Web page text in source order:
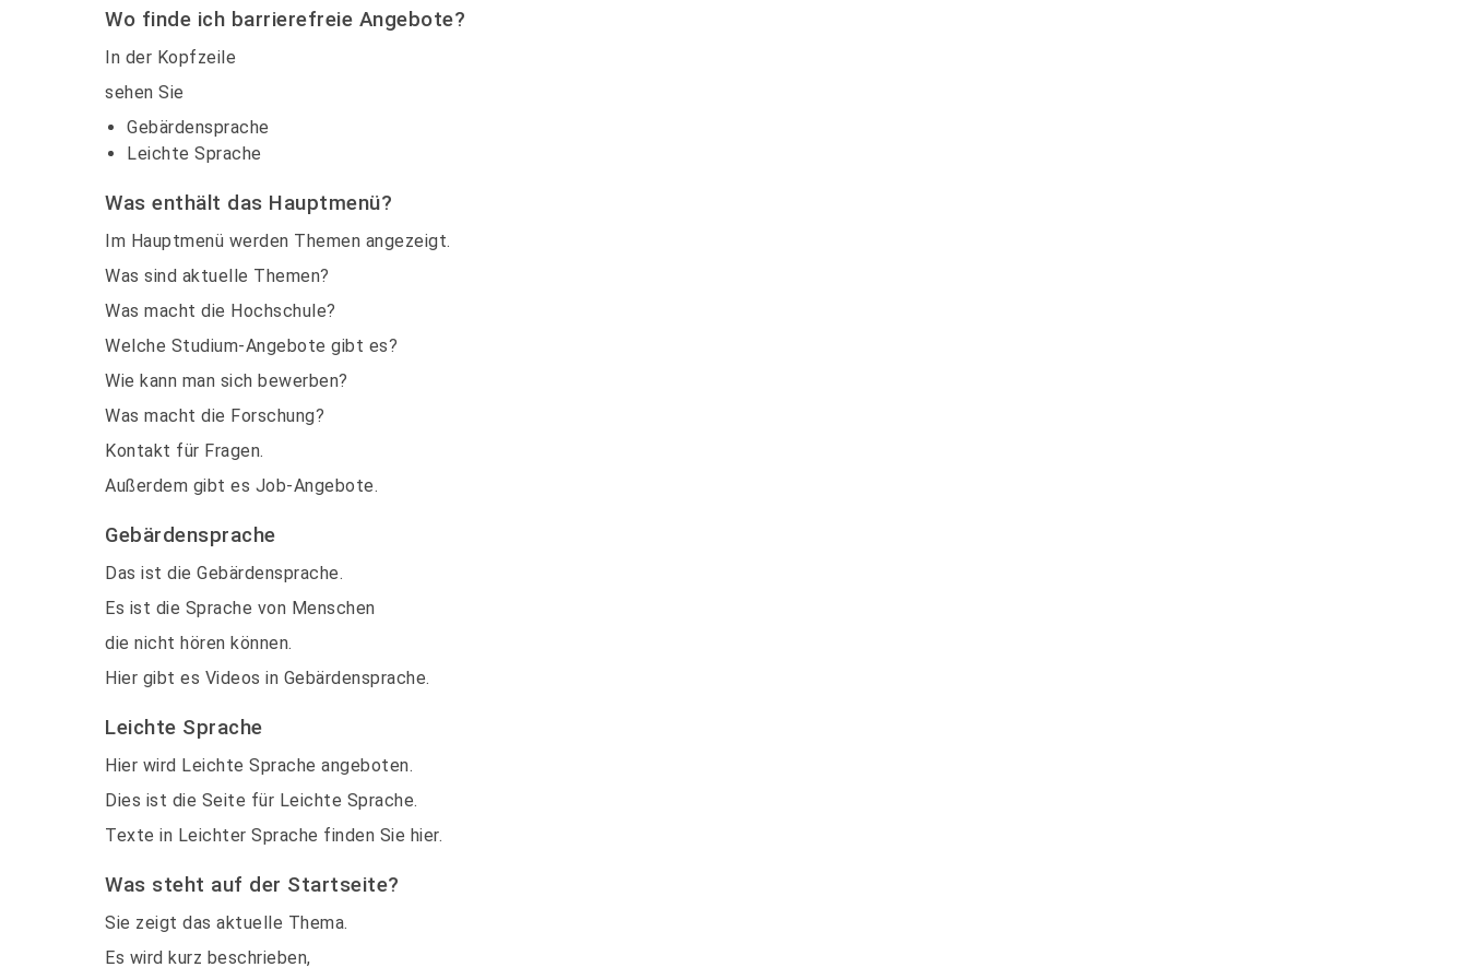
Wo finde ich barrierefreie Angebote?
In der Kopfzeile
sehen Sie
Gebärdensprache
Leichte Sprache
Was enthält das Hauptmenü?
Im Hauptmenü werden Themen angezeigt.
Was sind aktuelle Themen?
Was macht die Hochschule?
Welche Studium-Angebote gibt es?
Wie kann man sich bewerben?
Was macht die Forschung?
Kontakt für Fragen.
Außerdem gibt es Job-Angebote.
Gebärdensprache
Das ist die Gebärdensprache.
Es ist die Sprache von Menschen
die nicht hören können.
Hier gibt es Videos in Gebärdensprache.
Leichte Sprache
Hier wird Leichte Sprache angeboten.
Dies ist die Seite für Leichte Sprache.
Texte in Leichter Sprache finden Sie hier.
Was steht auf der Startseite?
Sie zeigt das aktuelle Thema.
Es wird kurz beschrieben,